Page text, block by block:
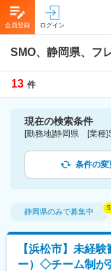
会員登録 ログイン
SMO、静岡県、フ
13 件
現在の検索条件
条件の変
静岡県のみで募集中
【浜松市】未経
ー）◇チーム制が